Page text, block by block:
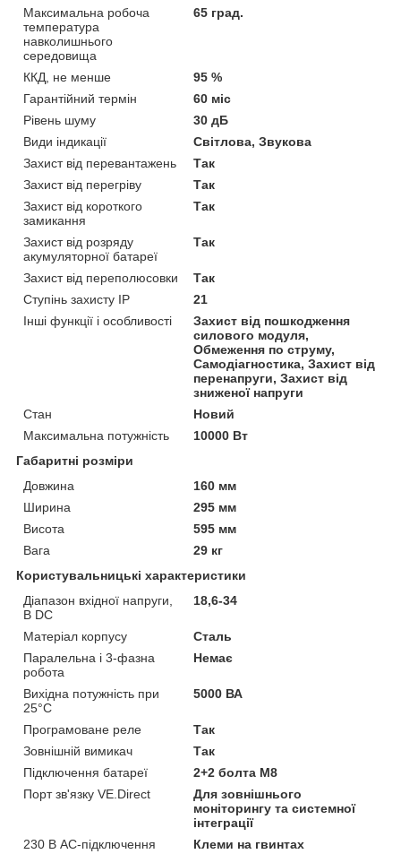
Максимальна робоча
температура
навколишнього
середовища
65 град.
ККД, не менше
95 %
Гарантійний термін
60 міс
Рівень шуму
30 дБ
Види індикації
Світлова, Звукова
Захист від перевантажень
Так
Захист від перегріву
Так
Захист від короткого
замикання
Так
Захист від розряду
акумуляторної батареї
Так
Захист від переполюсовки
Так
Ступінь захисту IP
21
Інші функції і особливості
Захист від пошкодження
силового модуля,
Обмеження по струму,
Самодіагностика, Захист від
перенапруги, Захист від
зниженої напруги
Стан
Новий
Максимальна потужність
10000 Вт
Габаритні розміри
Довжина
160 мм
Ширина
295 мм
Висота
595 мм
Вага
29 кг
Користувальницькі характеристики
Діапазон вхідної напруги,
В DC
18,6-34
Матеріал корпусу
Сталь
Паралельна і 3-фазна
робота
Немає
Вихідна потужність при
25°C
5000 ВА
Програмоване реле
Так
Зовнішній вимикач
Так
Підключення батареї
2+2 болта M8
Порт зв'язку VE.Direct
Для зовнішнього
моніторингу та системної
інтеграції
230 В AC-підключення
Клеми на гвинтах